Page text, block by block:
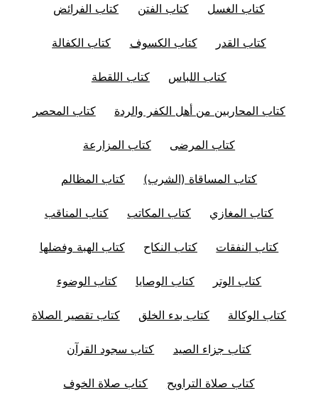
كتاب الغسل كتاب الفتن كتاب الفرائض
كتاب القدر كتاب الكسوف كتاب الكفالة
كتاب اللباس كتاب اللقطة
كتاب المحاربين من أهل الكفر والردة كتاب المحصر
كتاب المرضى كتاب المزارعة
كتاب المساقاة (الشرب) كتاب المظالم
كتاب المغازي كتاب المكاتب كتاب المناقب
كتاب النفقات كتاب النكاح كتاب الهبة وفضلها
كتاب الوتر كتاب الوصايا كتاب الوضوء
كتاب الوكالة كتاب بدء الخلق كتاب تقصير الصلاة
كتاب جزاء الصيد كتاب سجود القرآن
كتاب صلاة التراويح كتاب صلاة الخوف